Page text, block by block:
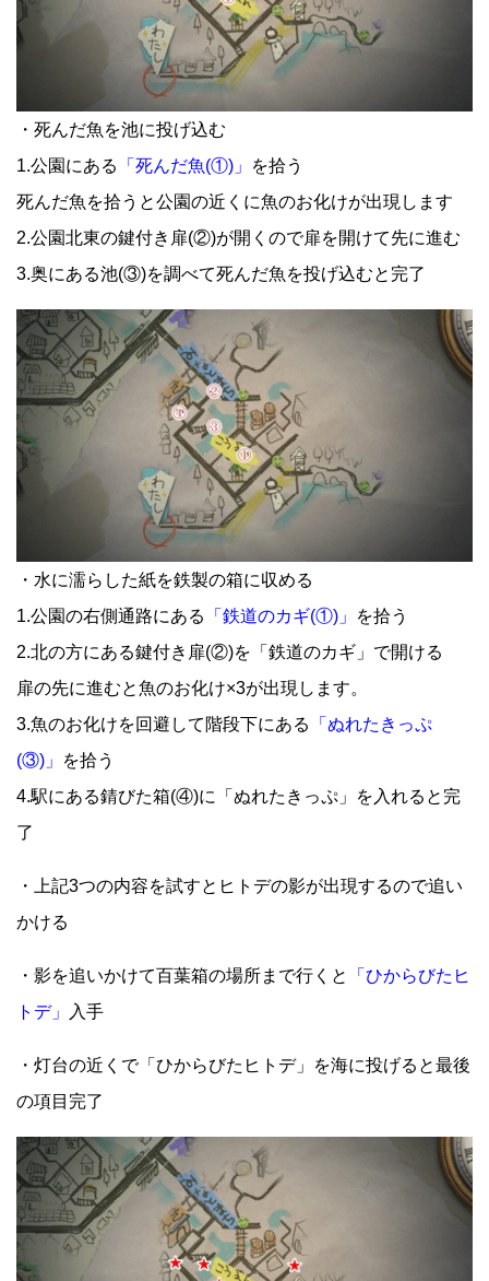
・死んだ魚を池に投げ込む
1.公園にある
「死んだ魚(①)」
を拾う
死んだ魚を拾うと公園の近くに魚のお化けが出現します
2.公園北東の鍵付き扉(②)が開くので扉を開けて先に進む
3.奥にある池(③)を調べて死んだ魚を投げ込むと完了
・水に濡らした紙を鉄製の箱に収める
1.公園の右側通路にある
「鉄道のカギ(①)」
を拾う
2.北の方にある鍵付き扉(②)を「鉄道のカギ」で開ける
扉の先に進むと魚のお化け×3が出現します。
3.魚のお化けを回避して階段下にある
「ぬれたきっぷ
(③)」
を拾う
4.駅にある錆びた箱(④)に「ぬれたきっぷ」を入れると完
了
・上記3つの内容を試すとヒトデの影が出現するので追い
かける
・影を追いかけて百葉箱の場所まで行くと
「ひからびたヒ
トデ」
入手
・灯台の近くで「ひからびたヒトデ」を海に投げると最後
の項目完了